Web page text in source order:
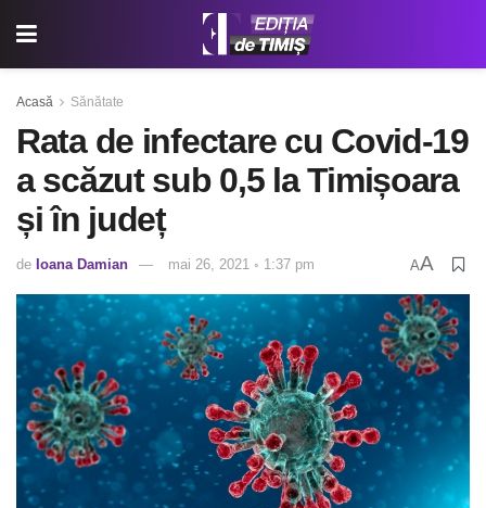
Acasă Sănătate
Rata de infectare cu Covid-19
a scăzut sub 0,5 la Timișoara
și în județ
de Ioana Damian mai 26, 2021 ◦ 1:37 pm AA